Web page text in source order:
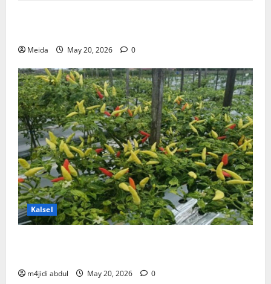
Meida May 20, 2026 0
Kalsel
m4jidi abdul May 20, 2026 0